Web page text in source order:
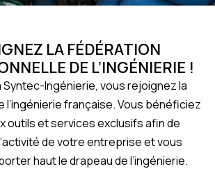
LA FÉDÉRATION
DE L’INGÉNIERIE !
Syntec-Ingénierie, vous rejoignez la
l’ingénierie française. Vous bénéficiez
outils et services exclusifs afin de
de votre entreprise et vous
haut le drapeau de l’ingénierie.